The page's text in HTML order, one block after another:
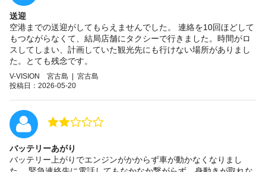
送迎
空港までの送迎がしてもらえませんでした。 連絡を10回ほどして
もつながらなくて、結局店舗にタクシーで行きました。時間がロ
スしてしまい、計画していた観光先にも行けない場所がありまし
た。とても残念です。
V-VISION 宮古島 | 宮古島
投稿日：2026-05-20
バッテリーあがり
バッテリー上がりでエンジンがかからず車が動かなくなりまし